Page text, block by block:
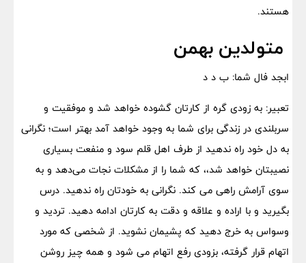
هستند.
متولدین بهمن
ابجد فال شما: ب د د
تعبیر: به زودی گره از کارتان گشوده خواهد شد و موفقیت و
سربلندی در زندگی برای شما به وجود خواهد آمد بهتر است؛ نگرانی
به دل خود راه ندهید از طرف اهل قلم سود و منفعت بسیاری
نصیبتان خواهد شد،، که شما را از مشکلات نجات می‌دهد و به
سوی آرامش راهی می کند. نگرانی به خودتان راه ندهید. درس
بگیرید و با اراده و علاقه و دقت به کارتان ادامه دهید. تردید و
وسواس به خرج دهید که پشیمان نشوید. از شخصی که مورد
اتهام قرار گرفته، بزودی رفع اتهام می شود و همه چیز روشن